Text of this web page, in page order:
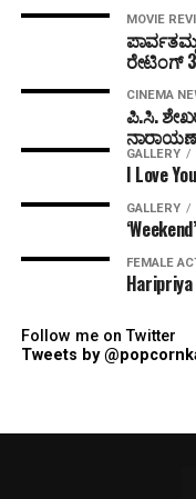
MOVIE
ರೇಟಿಂಗ್
CINEMA
ಪಿ.ಸಿ.
GALLERY
I Love
GALLERY
FEMALE
Follow me on Twitter
Tweets by